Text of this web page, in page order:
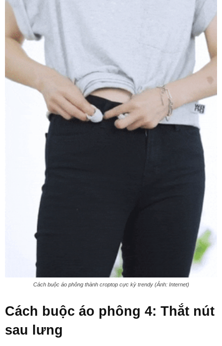
Cách buộc áo phông thành croptop cực kỳ trendy (Ảnh: Internet)
Cách buộc áo phông 4: Thắt nút
sau lưng